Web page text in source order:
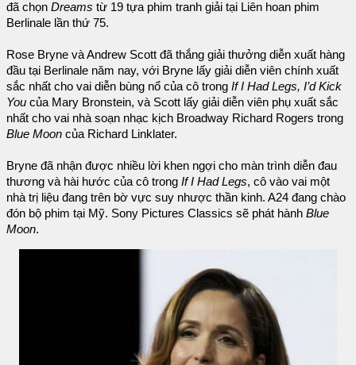
đã chọn Dreams từ 19 tựa phim tranh giải tại Liên hoan phim
Berlinale lần thứ 75.
Rose Bryne và Andrew Scott đã thắng giải thưởng diễn xuất hàng
đầu tại Berlinale năm nay, với Bryne lấy giải diễn viên chính xuất
sắc nhất cho vai diễn bùng nổ của cô trong If I Had Legs, I’d Kick
You của Mary Bronstein, và Scott lấy giải diễn viên phụ xuất sắc
nhất cho vai nhà soạn nhạc kịch Broadway Richard Rogers trong
Blue Moon của Richard Linklater.
Bryne đã nhận được nhiều lời khen ngợi cho màn trình diễn đau
thương và hài hước của cô trong If I Had Legs, cô vào vai một
nhà trị liệu đang trên bờ vực suy nhược thần kinh. A24 đang chào
đón bộ phim tại Mỹ. Sony Pictures Classics sẽ phát hành Blue
Moon.